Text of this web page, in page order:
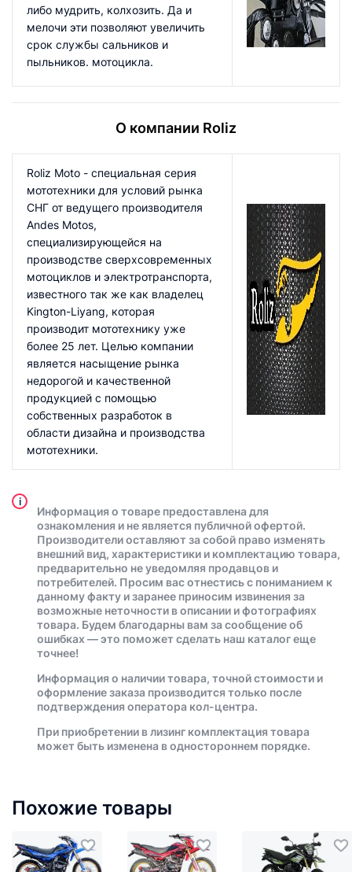
либо мудрить, колхозить. Да и
мелочи эти позволяют увеличить
срок службы сальников и
пыльников. мотоцикла.
О компании Roliz
Roliz Moto - специальная серия
мототехники для условий рынка
СНГ от ведущего производителя
Andes Motos,
специализирующейся на
производстве сверхсовременных
мотоциклов и электротранспорта,
известного так же как владелец
Kington-Liyang, которая
производит мототехнику уже
более 25 лет. Целью компании
является насыщение рынка
недорогой и качественной
продукцией с помощью
собственных разработок в
области дизайна и производства
мототехники.
i
Информация о товаре предоставлена для
ознакомления и не является публичной офертой.
Производители оставляют за собой право изменять
внешний вид, характеристики и комплектацию товара,
предварительно не уведомляя продавцов и
потребителей. Просим вас отнестись с пониманием к
данному факту и заранее приносим извинения за
возможные неточности в описании и фотографиях
товара. Будем благодарны вам за сообщение об
ошибках — это поможет сделать наш каталог еще
точнее!
Информация о наличии товара, точной стоимости и
оформление заказа производится только после
подтверждения оператора кол-центра.
При приобретении в лизинг комплектация товара
может быть изменена в одностороннем порядке.
Похожие товары